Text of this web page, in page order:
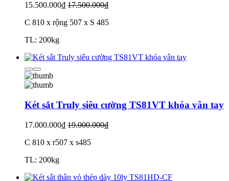
15.500.000₫ 17.500.000₫
C 810 x rộng 507 x S 485
TL: 200kg
Két sắt Truly siêu cường TS81VT khóa vân tay
17.000.000₫ 19.000.000₫
C 810 x r507 x s485
TL: 200kg